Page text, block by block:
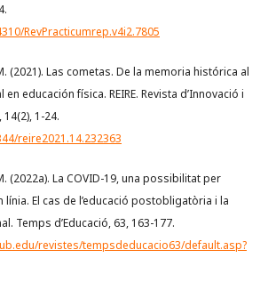
RevPracticumrep.v4i2.7805
(2021). Las cometas. De la memoria histórica al
educación física. REIRE. Revista d’Innovació i
1-24.
reire2021.14.232363
(2022a). La COVID-19, una possibilitat per
línia. El cas de l’educació postobligatòria i la
Temps d’Educació, 63, 163-177.
revistes/tempsdeducacio63/default.asp?